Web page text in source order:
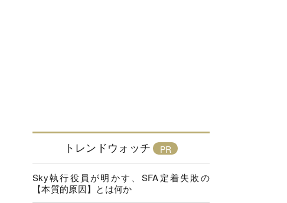
トレンドウォッチ
Sky執行役員が明かす、SFA定着失敗の
【本質的原因】とは何か